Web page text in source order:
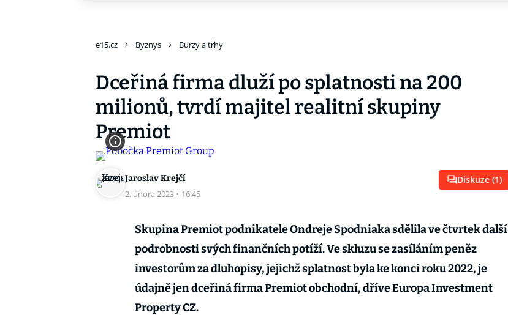
e15.cz Byznys Burzy a trhy
Dceřiná firma dluží po splatnosti na 200
milionů, tvrdí majitel realitní skupiny
Premiot
Jaroslav Krejčí
2. února 2023 · 16:45
Diskuze (1)
Skupina Premiot podnikatele Ondreje Spodniaka sdělila ve čtvrtek další
podrobnosti svých finančních potíží. Ve skluzu se zasíláním peněz
investorům za dluhopisy, jejichž splatnost byla ke konci roku 2022, je
údajně jen dceřiná firma Premiot obchodní, dříve Europa Investment
Property CZ.